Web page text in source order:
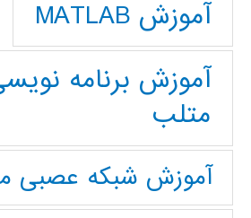
آموزش MATLAB
آموزش برنامه
متلب
آموزش شبکه عصبی